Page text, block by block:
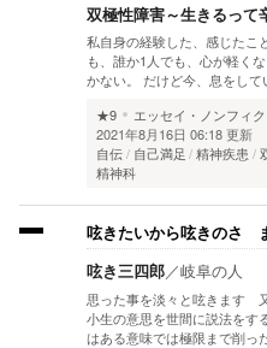
双極性障害～生きるって
私自身の経験した、感じたこ
も、誰か1人でも、心が軽く
かない。 だけど今、息をし
★9
エッセイ・ノンフィ
2021年8月16日 06:18 更新
自伝
自己満足 精神疾患
精神科
呟きたいから呟きのさ
呟き三四郎／岐阜の人
思った事を淡々と呟きます
小生の意思を世間に説法をす
はある意味では極限まで削